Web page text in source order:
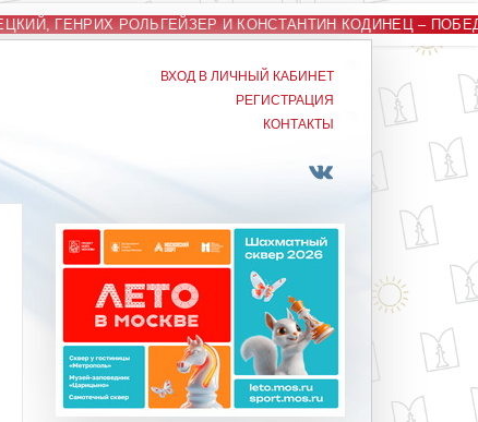
ГЕНРИХ РОЛЬГЕЙЗЕР И КОНСТАНТИН КОДИНЕЦ –
ВХОД В ЛИЧНЫЙ КАБИНЕТ
РЕГИСТРАЦИЯ
КОНТАКТЫ